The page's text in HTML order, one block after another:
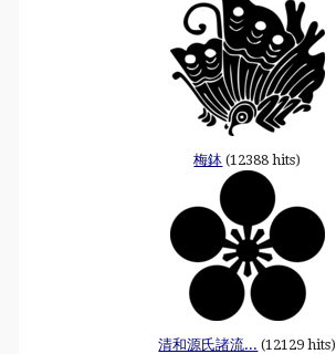
梅鉢 (12388 hits)
清和源氏諸流... (12129 hits)